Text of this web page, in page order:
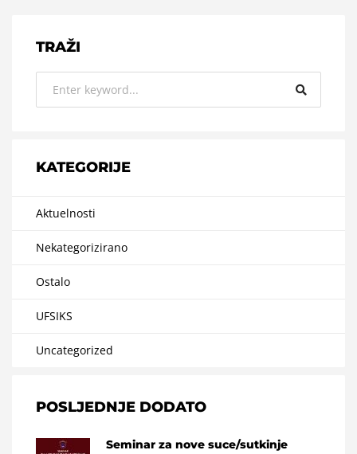
TRAŽI
KATEGORIJE
Aktuelnosti
Nekategorizirano
Ostalo
UFSIKS
Uncategorized
POSLJEDNJE DODATO
Seminar za nove suce/sutkinje